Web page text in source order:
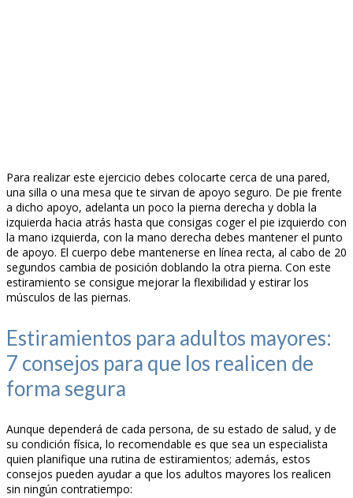
Para realizar este ejercicio debes colocarte cerca de una pared,
una silla o una mesa que te sirvan de apoyo seguro. De pie frente
a dicho apoyo, adelanta un poco la pierna derecha y dobla la
izquierda hacia atrás hasta que consigas coger el pie izquierdo con
la mano izquierda, con la mano derecha debes mantener el punto
de apoyo. El cuerpo debe mantenerse en línea recta, al cabo de 20
segundos cambia de posición doblando la otra pierna. Con este
estiramiento se consigue mejorar la flexibilidad y estirar los
músculos de las piernas.
Estiramientos para adultos mayores:
7 consejos para que los realicen de
forma segura
Aunque dependerá de cada persona, de su estado de salud, y de
su condición física, lo recomendable es que sea un especialista
quien planifique una rutina de estiramientos; además, estos
consejos pueden ayudar a que los adultos mayores los realicen
sin ningún contratiempo: